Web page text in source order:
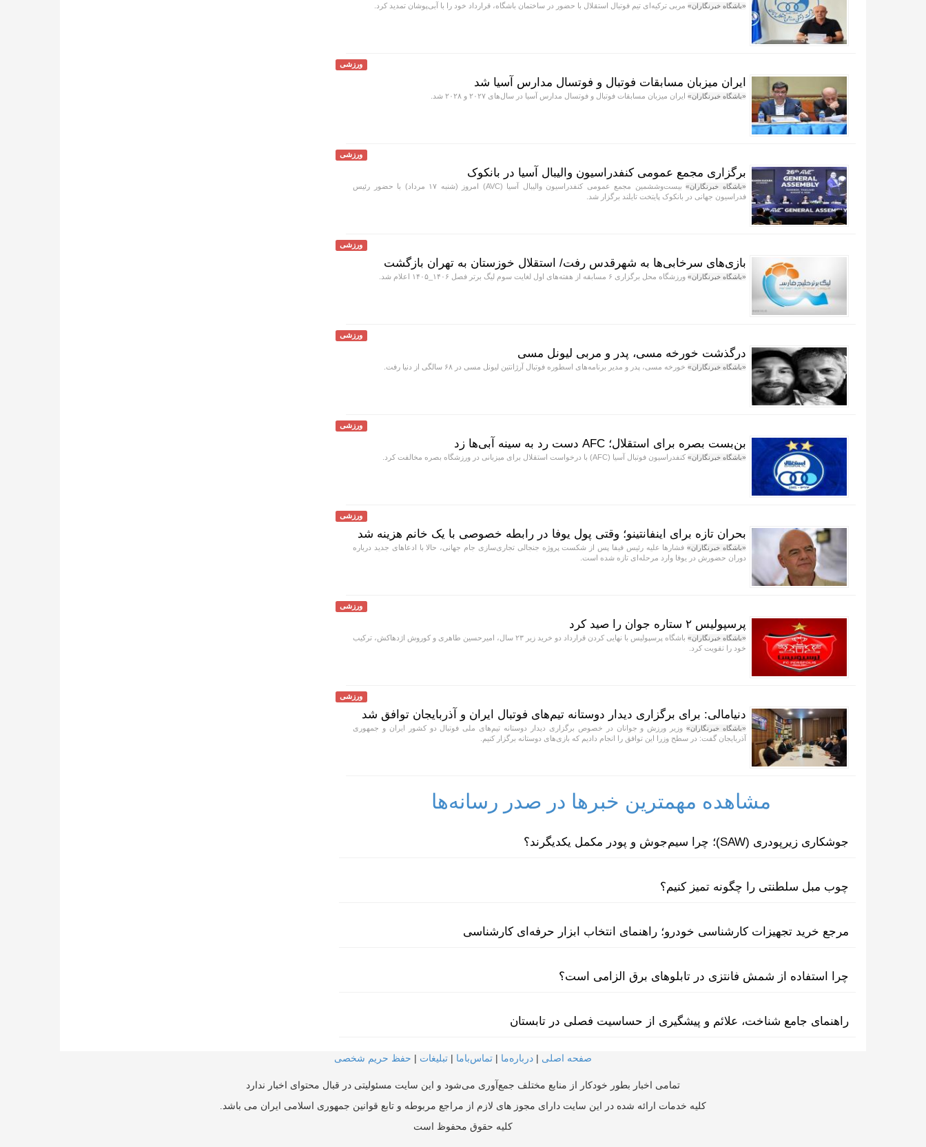
«باشگاه خبرنگاران» مربی ترکیه‌ای تیم فوتبال استقلال با حضور در ساختمان باشگاه، قرارداد خود را با آبی‌پوشان تمدید کرد.
ورزشی
ایران میزبان مسابقات فوتبال و فوتسال مدارس آسیا شد
«باشگاه خبرنگاران» ایران میزبان مسابقات فوتبال و فوتسال مدارس آسیا در سال‌های ۲۰۲۷ و ۲۰۲۸ شد.
ورزشی
برگزاری مجمع عمومی کنفدراسیون والیبال آسیا در بانکوک
«باشگاه خبرنگاران»
بیست‌وششمین مجمع عمومی کنفدراسیون والیبال آسیا (AVC) امروز (شنبه ۱۷ مرداد) با حضور رئیس
فدراسیون جهانی در بانکوک پایتخت تایلند برگزار شد.
ورزشی
بازی‌های سرخابی‌ها به شهرقدس رفت/ استقلال خوزستان به تهران بازگشت
«باشگاه خبرنگاران» ورزشگاه محل برگزاری ۶ مسابقه از هفته‌های اول لغایت سوم لیگ برتر فصل ۱۴۰۶_۱۴۰۵ اعلام شد.
ورزشی
درگذشت خورخه مسی، پدر و مربی لیونل مسی
«باشگاه خبرنگاران» خورخه مسی، پدر و مدیر برنامه‌های اسطوره فوتبال آرژانتین لیونل مسی در ۶۸ سالگی از دنیا رفت.
ورزشی
بن‌بست بصره برای استقلال؛ AFC دست رد به سینه آبی‌ها زد
«باشگاه خبرنگاران» کنفدراسیون فوتبال آسیا (AFC) با درخواست استقلال برای میزبانی در ورزشگاه بصره مخالفت کرد.
ورزشی
بحران تازه برای اینفانتینو؛ وقتی پول یوفا در رابطه خصوصی با یک خانم هزینه شد
«باشگاه خبرنگاران»فشار‌ها علیه رئیس فیفا پس از شکست پروژه جنجالی تجاری‌سازی جام جهانی، حالا با ادعا‌های جدید درباره
دوران حضورش در یوفا وارد مرحله‌ای تازه شده است.
ورزشی
پرسپولیس ۲ ستاره جوان را صید کرد
«باشگاه خبرنگاران»
باشگاه پرسپولیس با نهایی کردن قرارداد دو خرید زیر ۲۳ سال، امیرحسین طاهری و کوروش اژدهاکش، ترکیب
خود را تقویت کرد.
ورزشی
دنیامالی: برای برگزاری دیدار دوستانه تیم‌های فوتبال ایران و آذربایجان توافق شد
«باشگاه خبرنگاران»وزیر ورزش و جوانان در خصوص برگزاری دیدار دوستانه تیم‌های ملی فوتبال دو کشور ایران و جمهوری
آذربایجان گفت: در سطح وزرا این توافق را انجام دادیم که بازی‌های دوستانه برگزار کنیم.
مشاهده مهمترین خبرها در صدر رسانه‌ها
جوشکاری زیرپودری (SAW)؛ چرا سیم‌جوش و پودر مکمل یکدیگرند؟
چوب مبل سلطنتی را چگونه تمیز کنیم؟
مرجع خرید تجهیزات کارشناسی خودرو؛ راهنمای انتخاب ابزار حرفه‌ای کارشناسی
چرا استفاده از شمش فانتزی در تابلوهای برق الزامی است؟
راهنمای جامع شناخت، علائم و پیشگیری از حساسیت فصلی در تابستان
صفحه اصلی | درباره‌ما | تماس‌با‌ما | تبلیغات | حفظ حریم شخصی
تمامی اخبار بطور خودکار از منابع مختلف جمع‌آوری می‌شود و این سایت مسئولیتی در قبال محتوای اخبار ندارد
کلیه خدمات ارائه شده در این سایت دارای مجوز های لازم از مراجع مربوطه و تابع قوانین جمهوری اسلامی ایران می باشد.
کلیه حقوق محفوظ است